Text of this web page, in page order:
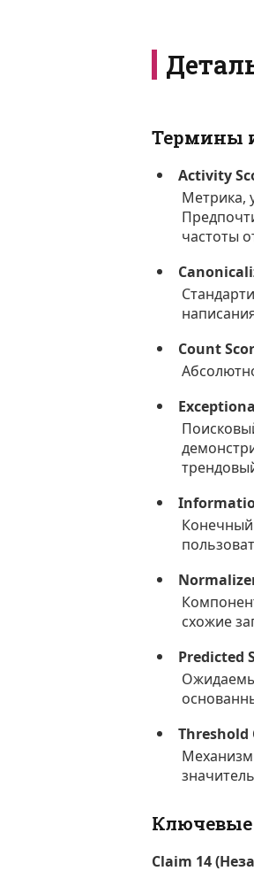
Термины
Activity
Метрика,
частоты
Count
схожие
Predicted
Threshold
Механизм
Ключевые
Claim 14